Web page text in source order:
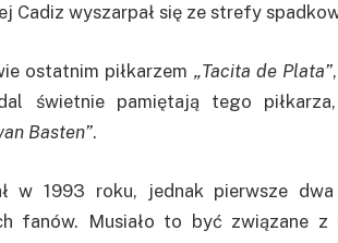
Cadiz wyszarpał się ze strefy
ostatnim piłkarzem „Tacita de Plata”
świetnie pamiętają tego
Basten”.
w 1993 roku, jednak pierwsze
fanów. Musiało to być związane